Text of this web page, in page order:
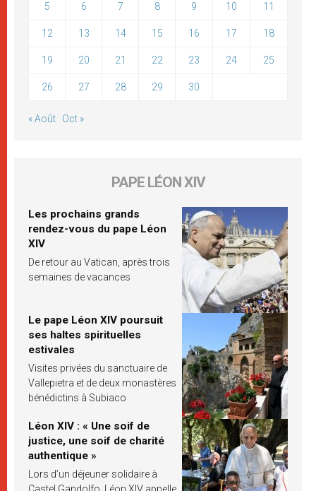
5 6 7 8 9 10 11
12 13 14 15 16 17 18
19 20 21 22 23 24 25
26 27 28 29 30
« Août Oct »
PAPE LÉON XIV
Les prochains grands
rendez-vous du pape Léon
XIV
De retour au Vatican, après trois
semaines de vacances
Le pape Léon XIV poursuit
ses haltes spirituelles
estivales
Visites privées du sanctuaire de
Vallepietra et de deux monastères
bénédictins à Subiaco
Léon XIV : « Une soif de
justice, une soif de charité
authentique »
Lors d’un déjeuner solidaire à